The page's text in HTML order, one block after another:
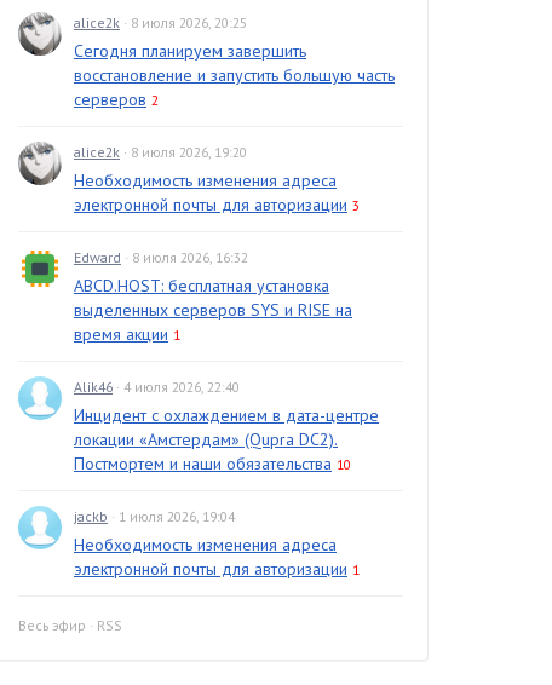
alice2k · 8 июля 2026, 20:25
Сегодня планируем завершить
восстановление и запустить большую часть
серверов 2
alice2k · 8 июля 2026, 19:20
Необходимость изменения адреса
электронной почты для авторизации 3
Edward · 8 июля 2026, 16:32
ABCD.HOST: бесплатная установка
выделенных серверов SYS и RISE на
время акции 1
Alik46 · 4 июля 2026, 22:40
Инцидент с охлаждением в дата-центре
локации «Амстердам» (Qupra DC2).
Постмортем и наши обязательства 10
jackb · 1 июля 2026, 19:04
Необходимость изменения адреса
электронной почты для авторизации 1
Весь эфир · RSS